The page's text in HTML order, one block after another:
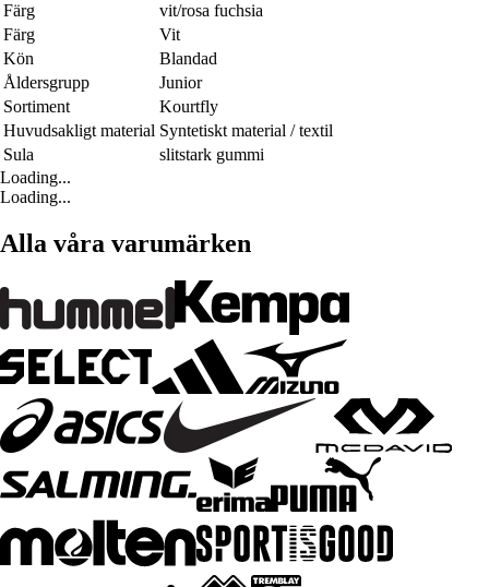
Färg
vit/rosa fuchsia
Färg
Vit
Kön
Blandad
Åldersgrupp
Junior
Sortiment
Kourtfly
Huvudsakligt material Syntetiskt material / textil
Sula
slitstark gummi
Loading...
Loading...
Alla våra varumärken